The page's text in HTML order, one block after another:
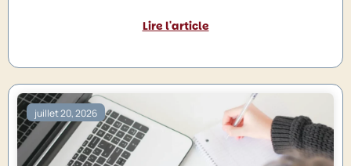
Lire l'article
juillet 20, 2026